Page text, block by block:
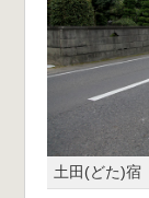
土田(どた)宿